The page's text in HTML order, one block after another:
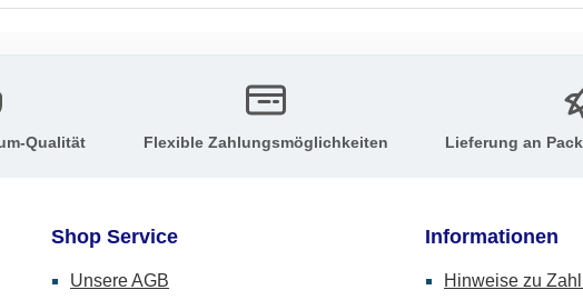
Qualität Flexible Zahlungsmöglichkeiten Lieferung an
Shop Service
Unsere AGB
Informationen
Hinweise zu